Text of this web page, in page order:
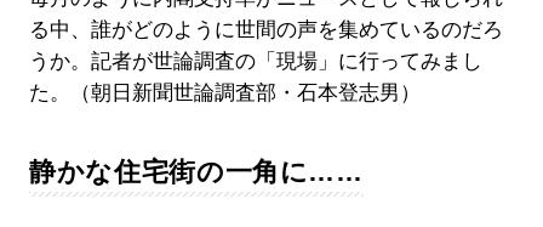
る中、誰がどのように世間の声を集めているのだろ
うか。記者が世論調査の「現場」に行ってみまし
た。（朝日新聞世論調査部・石本登志男）
静かな住宅街の一角に……